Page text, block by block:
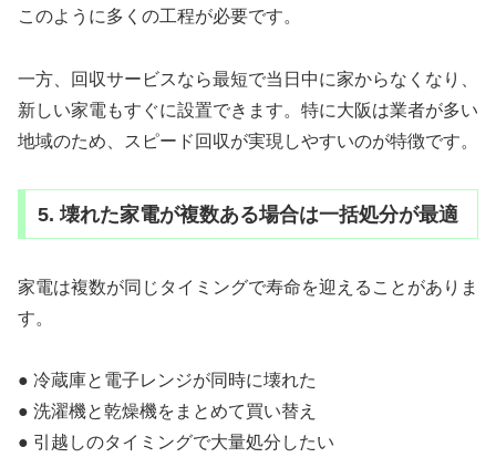
このように多くの工程が必要です。
一方、回収サービスなら最短で当日中に家からなくなり、
新しい家電もすぐに設置できます。特に大阪は業者が多い
地域のため、スピード回収が実現しやすいのが特徴です。
5. 壊れた家電が複数ある場合は一括処分が最適
家電は複数が同じタイミングで寿命を迎えることがありま
す。
● 冷蔵庫と電子レンジが同時に壊れた
● 洗濯機と乾燥機をまとめて買い替え
● 引越しのタイミングで大量処分したい